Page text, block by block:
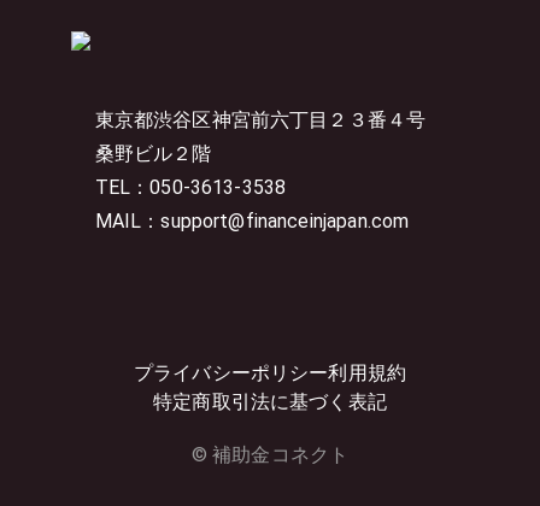
東京都渋谷区神宮前六丁目２３番４号
桑野ビル２階
TEL：050-3613-3538
MAIL：support@financeinjapan.com
プライバシーポリシー利用規約
特定商取引法に基づく表記
© 補助金コネクト